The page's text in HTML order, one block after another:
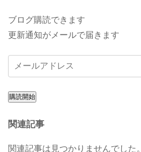
ブログ購読できます
更新通知がメールで届きます
購読開始
関連記事
関連記事は見つかりませんでした。